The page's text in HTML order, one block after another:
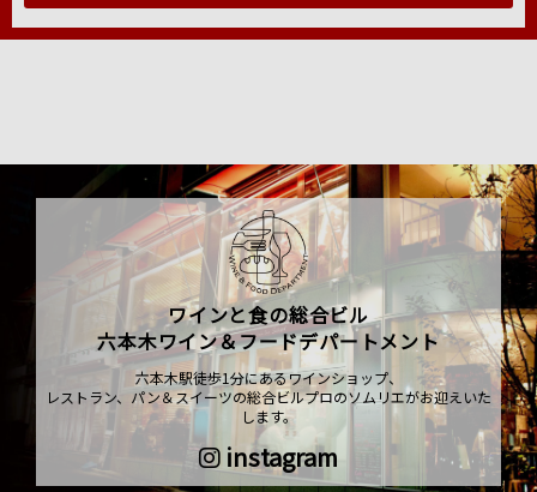
ワインと食の総合ビル
六本木ワイン＆フードデパートメント
六本木駅徒歩1分にあるワインショップ、
レストラン、パン＆スイーツの総合ビルプロのソムリエがお迎えいた
します。
instagram